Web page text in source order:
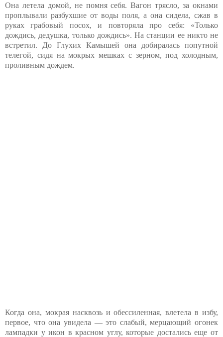
Она летела домой, не помня себя. Вагон трясло, за окнами
проплывали разбухшие от воды поля, а она сидела, сжав в
руках грабовый посох, и повторяла про себя: «Только
дождись, дедушка, только дождись». На станции ее никто не
встретил. До Глухих Камышей она добиралась попутной
телегой, сидя на мокрых мешках с зерном, под холодным,
проливным дождем.
Когда она, мокрая насквозь и обессиленная, влетела в избу,
первое, что она увидела — это слабый, мерцающий огонек
лампадки у икон в красном углу, которые достались еще от